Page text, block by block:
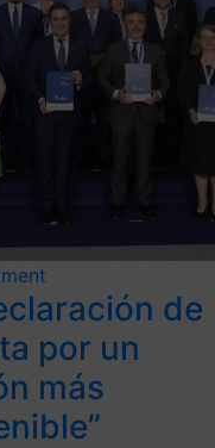
de
por un
más